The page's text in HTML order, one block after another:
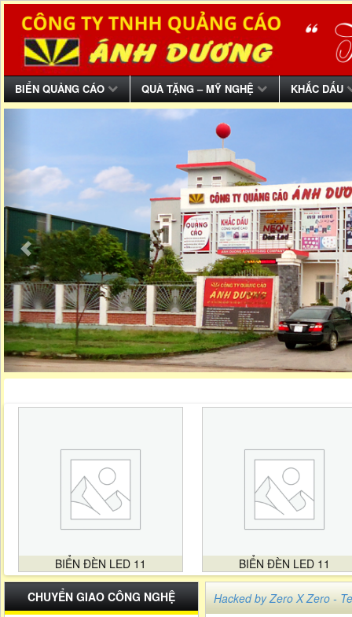
BIỂN QUẢNG CÁO QUÀ TẶNG – MỸ NGHỆ KHẮC DẤU
BIỂN ĐÈN LED 11 BIỂN ĐÈN LED 11
CHUYỂN GIAO CÔNG NGHỆ
Hacked by Zero X Zero -